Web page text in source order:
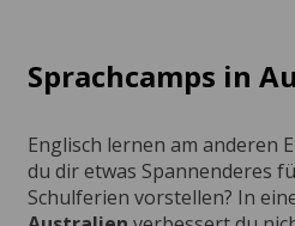
Sprachcamps in
Englisch lernen am anderen
du dir etwas Spannenderes
Schulferien vorstellen? In